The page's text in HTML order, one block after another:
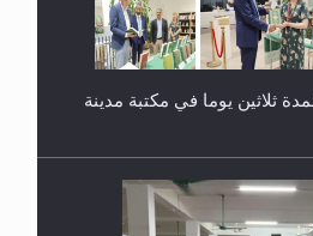
ثلاثين يوما في مكتبة مدينة